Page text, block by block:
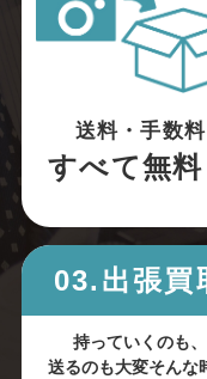
送料・手数料
すべて無料
03.出張買
持っていくのも、
送るのも大変そんな